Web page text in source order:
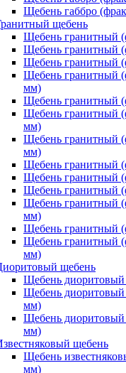
Щебень габбро
щебень
Щебень гранитный
Щебень гранитный
Щебень гранитный
Щебень гранитный
мм)
Щебень гранитный
Щебень гранитный
мм)
Щебень гранитный
мм)
Щебень гранитный
Щебень гранитный
Щебень гранитный
Щебень гранитный
мм)
Щебень гранитный
Щебень гранитный
мм)
щебень
Щебень
Щебень диоритовый
мм)
Щебень диоритовый
мм)
щебень
Щебень
мм)